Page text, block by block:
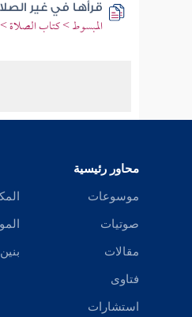
قرأها في غير
المبسوط > كتاب الصلاة
محاور رئيسية
موسوعات
صوتيات
مقالات
فتاوى
استشارات